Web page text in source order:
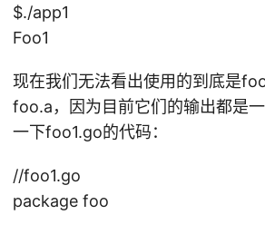
$./app1
Foo1
现在我们无法看出使用的到底是
foo.a，因为目前它们的输出都是
一下foo1.go的代码：
//foo1.go
package foo